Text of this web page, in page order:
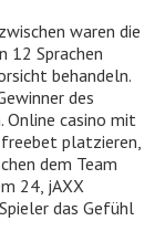
waren die
12 Sprachen
behandeln.
des
Online casino mit
platzieren,
dem Team
24, jAXX
das Gefühl